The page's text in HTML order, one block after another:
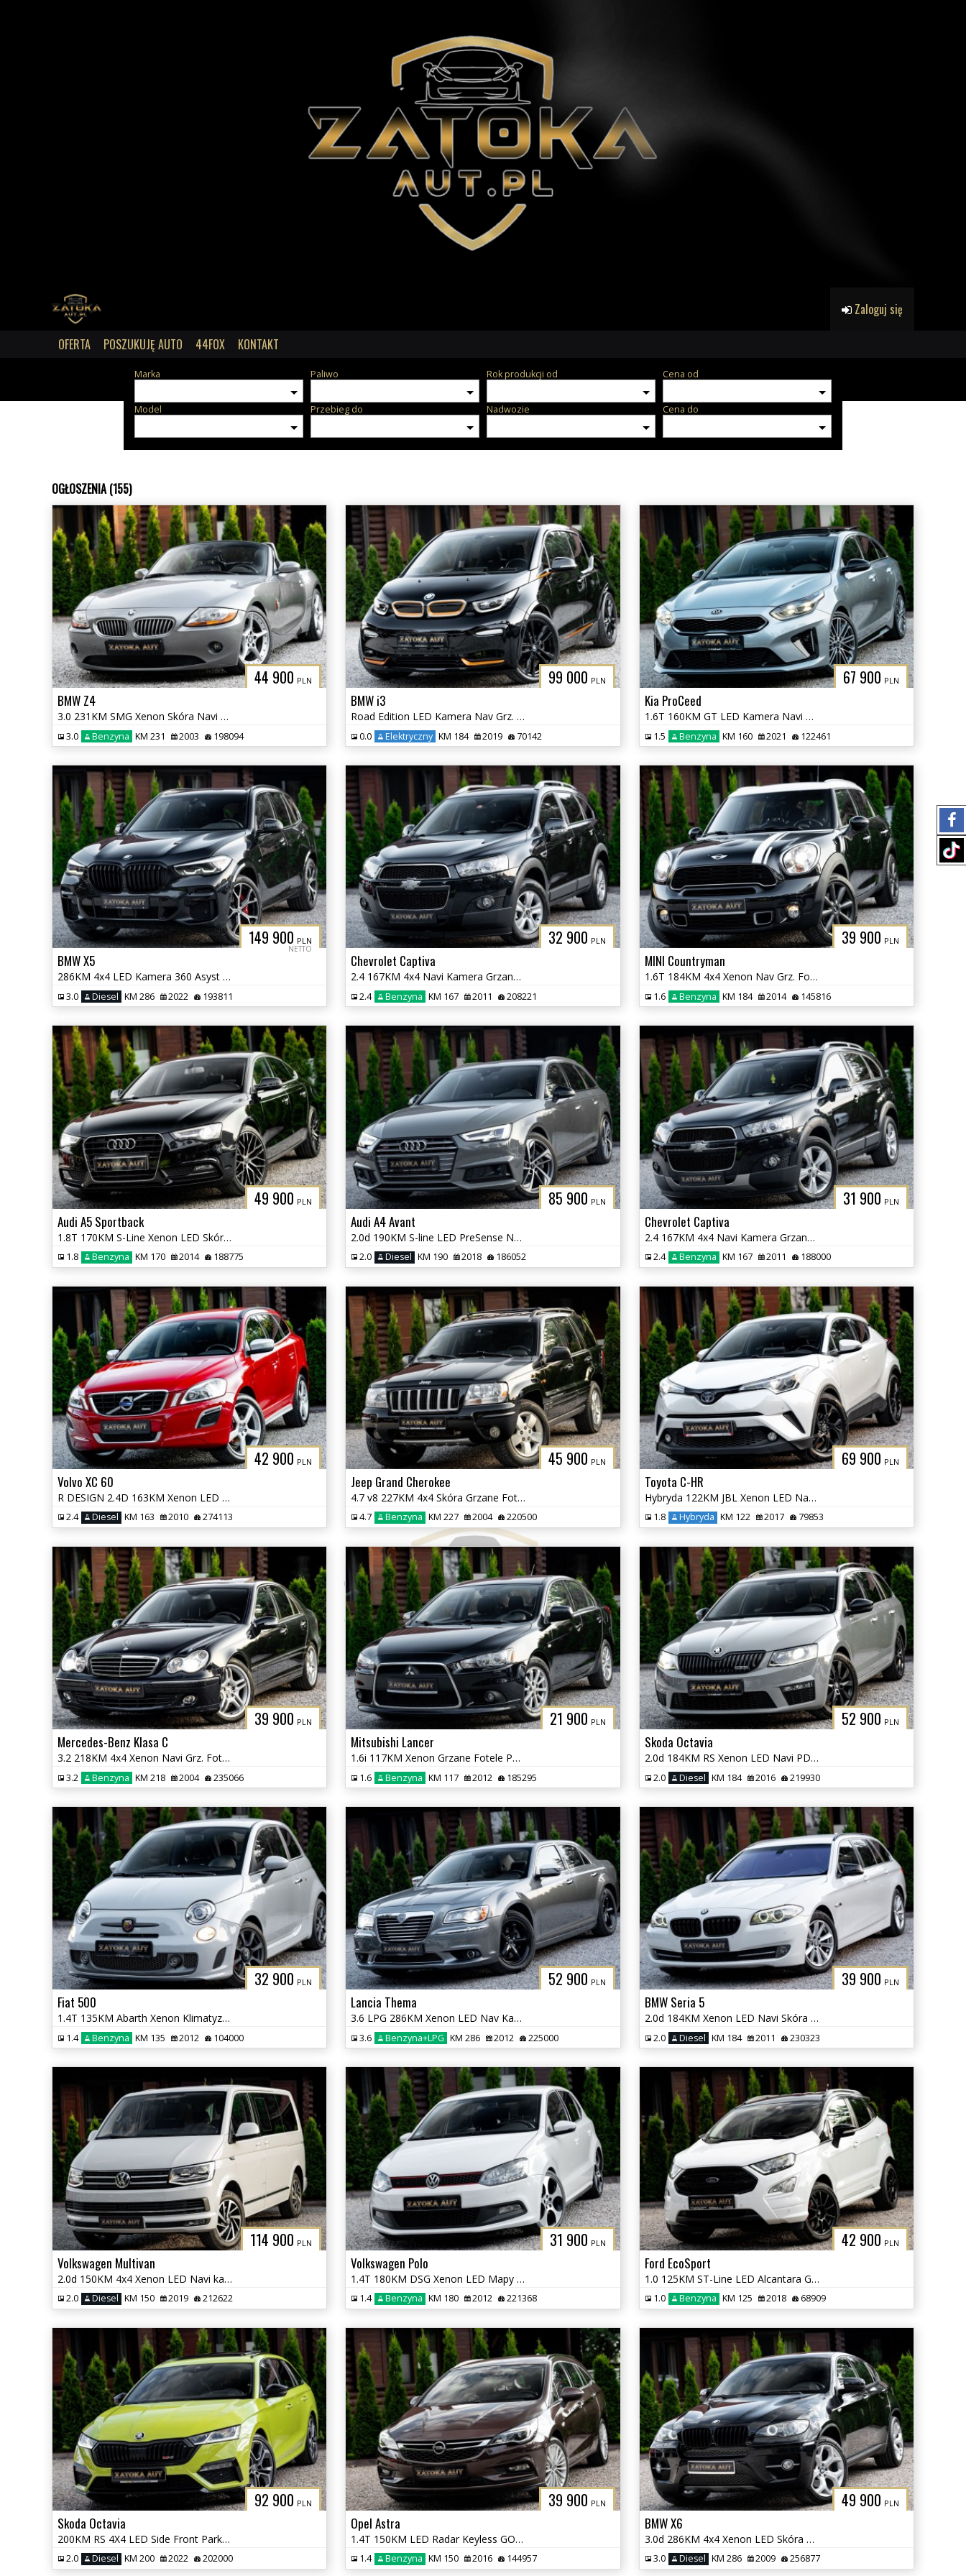
Zaloguj się
OFERTA POSZUKUJĘ AUTO 44FOX KONTAKT
Marka Paliwo Rok produkcji od Cena od
Model Przebieg do Nadwozie Cena do
OGŁOSZENIA (155)
44 900 PLN
BMW Z4
3.0 231KM SMG Xenon Skóra Navi Tempomat Klima Grzane Fotele
3.0 Benzyna KM 231 2003 198094
99 000 PLN
BMW i3
Road Edition LED Kamera Nav Grz. Fot Skóra H&K Tempomat
0.0 Elektryczny KM 184 2019 70142
67 900 PLN
Kia ProCeed
1.6T 160KM GT LED Kamera Navi Grz. Fot. Lane Ass. ACC PDC JBL
1.5 Benzyna KM 160 2021 122461
149 900 PLN
NETTO
BMW X5
286KM 4x4 LED Kamera 360 Asyst Kolizji Lane Ass. Navi Grz. Fot Virtual
3.0 Diesel KM 286 2022 193811
32 900 PLN
Chevrolet Captiva
2.4 167KM 4x4 Navi Kamera Grzane Fot Klima PDC 7 osób Sprowadzony
2.4 Benzyna KM 167 2011 208221
39 900 PLN
MINI Countryman
1.6T 184KM 4x4 Xenon Nav Grz. Fot Skóra Tempomat Klima Serwis
1.6 Benzyna KM 184 2014 145816
49 900 PLN
Audi A5 Sportback
1.8T 170KM S-Line Xenon LED Skóra Tempomat PDC Klima Serwis
1.8 Benzyna KM 170 2014 188775
85 900 PLN
Audi A4 Avant
2.0d 190KM S-line LED PreSense Nav PDC ADS B&O Grz. Fot Masaż
2.0 Diesel KM 190 2018 186052
31 900 PLN
Chevrolet Captiva
2.4 167KM 4x4 Navi Kamera Grzane Fot Klima PDC 7 osób Sprowadzony
2.4 Benzyna KM 167 2011 188000
42 900 PLN
Volvo XC 60
R DESIGN 2.4D 163KM Xenon LED City Safety PDC HIFI Sound Navi Serwis
2.4 Diesel KM 163 2010 274113
45 900 PLN
Jeep Grand Cherokee
4.7 v8 227KM 4x4 Skóra Grzane Fot Tempomat Klima Skóra Zadbany BEZ RDZ
4.7 Benzyna KM 227 2004 220500
69 900 PLN
Toyota C-HR
Hybryda 122KM JBL Xenon LED Navi Grz. Fot. Lane Ass. Kamera Park Ass.
1.8 Hybryda KM 122 2017 79853
39 900 PLN
Mercedes-Benz Klasa C
3.2 218KM 4x4 Xenon Navi Grz. Fot Skóra Tempomat Szyberdach
3.2 Benzyna KM 218 2004 235066
21 900 PLN
Mitsubishi Lancer
1.6i 117KM Xenon Grzane Fotele Parktronic Klimatyzacja Tempomat Serwis
1.6 Benzyna KM 117 2012 185295
52 900 PLN
Skoda Octavia
2.0d 184KM RS Xenon LED Navi PDC Grzane Fot. Skóra Tempomat
2.0 Diesel KM 184 2016 219930
32 900 PLN
Fiat 500
1.4T 135KM Abarth Xenon Klimatyzacja Bezwypadkowy Sprowadzony
1.4 Benzyna KM 135 2012 104000
52 900 PLN
Lancia Thema
3.6 LPG 286KM Xenon LED Nav Kamera Grz. Went Fot Szyber Alpine ACC
3.6 Benzyna+LPG KM 286 2012 225000
39 900 PLN
BMW Seria 5
2.0d 184KM Xenon LED Navi Skóra Grzane Fot Klima Parktornic Serwis
2.0 Diesel KM 184 2011 230323
114 900 PLN
Volkswagen Multivan
2.0d 150KM 4x4 Xenon LED Navi kamera Grzane Fot. Front Ass. 7 osob
2.0 Diesel KM 150 2019 212622
31 900 PLN
Volkswagen Polo
1.4T 180KM DSG Xenon LED Mapy Navi Tempomat Grz. Fotele
1.4 Benzyna KM 180 2012 221368
42 900 PLN
Ford EcoSport
1.0 125KM ST-Line LED Alcantara Grz. Fot Kier Navi Kamera Tempomat
1.0 Benzyna KM 125 2018 68909
92 900 PLN
Skoda Octavia
200KM RS 4X4 LED Side Front Park Ass. Masaż Alcantara Kamera FULL OPCJ
2.0 Diesel KM 200 2022 202000
39 900 PLN
Opel Astra
1.4T 150KM LED Radar Keyless GO Lane Ass. Nav El. Klapa Serwis
1.4 Benzyna KM 150 2016 144957
49 900 PLN
BMW X6
3.0d 286KM 4x4 Xenon LED Skóra TV Navi Klima Parktornic
3.0 Diesel KM 286 2009 256877